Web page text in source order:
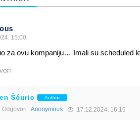
15:00
za ovu kompaniju… Imali su scheduled
Šćuric Author
Odgovori Anonymous 17.12.2024. 16:15